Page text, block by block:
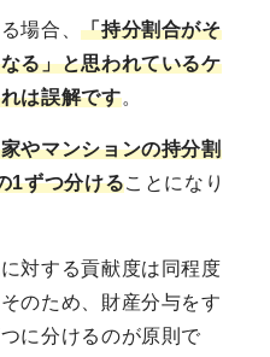
場合、「持分割合がそ
る」と思われているケ
は誤解です。
家やマンションの持分割
1ずつ分けることになり
対する貢献度は同程度
のため、財産分与をす
に分けるのが原則で